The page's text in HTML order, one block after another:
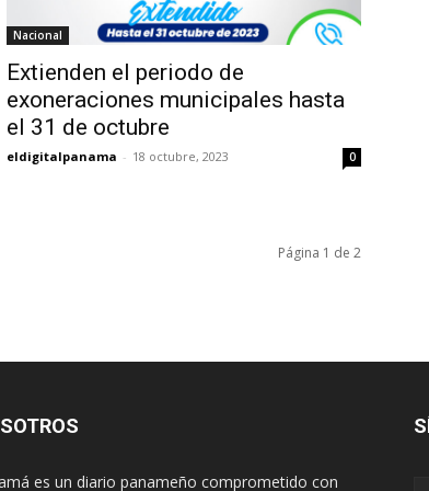
Nacional
Extienden el periodo de
exoneraciones municipales hasta
el 31 de octubre
eldigitalpanama - 18 octubre, 2023 0
Página 1 de 2
es un diario panameño comprometido con